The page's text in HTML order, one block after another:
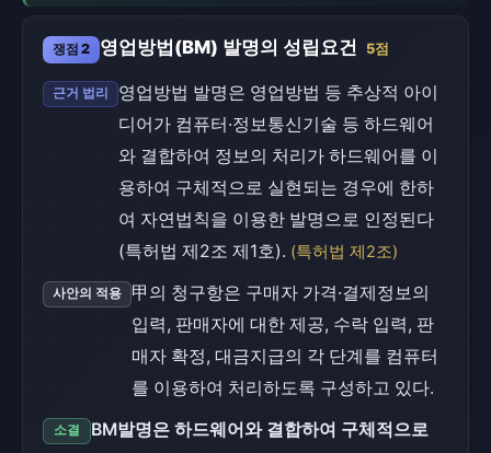
쟁점 2 영업방법(BM) 발명의 성립요건 5점
근거 법리
영업방법 발명은 영업방법 등 추상적 아이
디어가 컴퓨터·정보통신기술 등 하드웨어
와 결합하여 정보의 처리가 하드웨어를 이
용하여 구체적으로 실현되는 경우에 한하
여 자연법칙을 이용한 발명으로 인정된다
(특허법 제2조 제1호). (특허법 제2조)
사안의 적용
甲의 청구항은 구매자 가격·결제정보의
입력, 판매자에 대한 제공, 수락 입력, 판
매자 확정, 대금지급의 각 단계를 컴퓨터
를 이용하여 처리하도록 구성하고 있다.
소결
BM발명은 하드웨어와 결합하여 구체적으로